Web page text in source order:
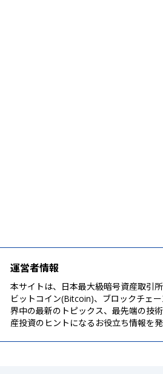
運営者情報
本サイトは、日本最大級暗号資産取引
ビットコイン(Bitcoin)、ブロックチェ
界中の最新のトピックス、最先端の技
産投資のヒントになるお役立ち情報を発